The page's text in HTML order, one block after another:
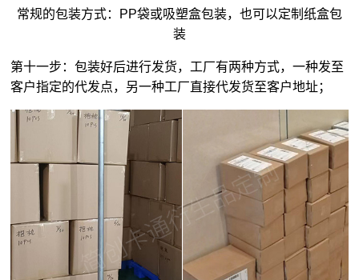
常规的包装方式：PP袋或吸塑盒包装，也可以定制纸盒包
装
第十一步：包装好后进行发货，工厂有两种方式，一种发至
客户指定的代发点，另一种工厂直接代发货至客户地址；